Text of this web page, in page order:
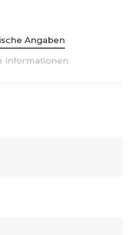
Angaben
Informationen